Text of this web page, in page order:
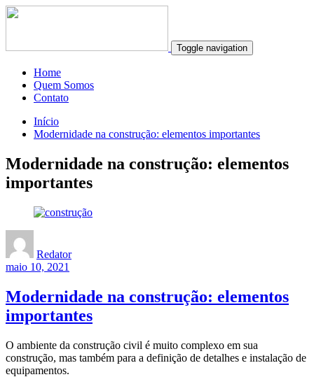
Toggle navigation
Home
Quem Somos
Contato
Início
Modernidade na construção: elementos importantes
Modernidade na construção: elementos
importantes
Redator
maio 10, 2021
Modernidade na construção: elementos
importantes
O ambiente da construção civil é muito complexo em sua
construção, mas também para a definição de detalhes e instalação de
equipamentos.